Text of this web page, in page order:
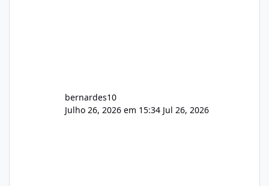
bernardes10
Julho 26, 2026 em 15:34 Jul 26, 2026